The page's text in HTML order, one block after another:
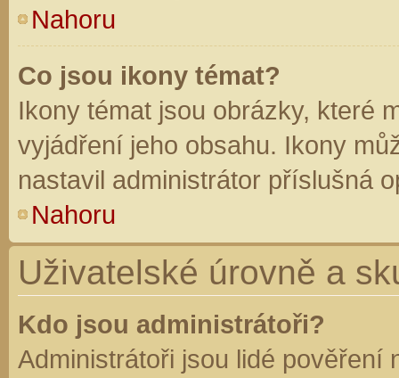
Nahoru
Co jsou ikony témat?
Ikony témat jsou obrázky, které
vyjádření jeho obsahu. Ikony
nastavil administrátor příslušná
Nahoru
Uživatelské úrovně a
Kdo jsou administrátoři?
Administrátoři jsou lidé pověření